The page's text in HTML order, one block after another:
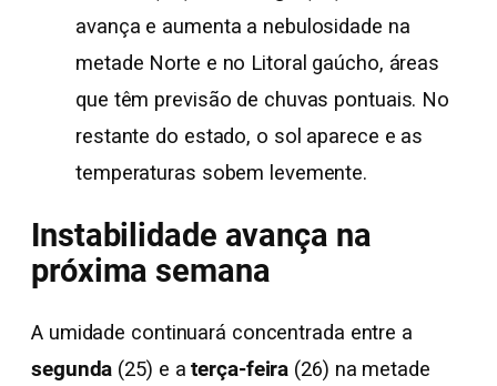
avança e aumenta a nebulosidade na
metade Norte e no Litoral gaúcho, áreas
que têm previsão de chuvas pontuais. No
restante do estado, o sol aparece e as
temperaturas sobem levemente.
Instabilidade avança na
próxima semana
A umidade continuará concentrada entre a
segunda (25) e a terça-feira (26) na metade